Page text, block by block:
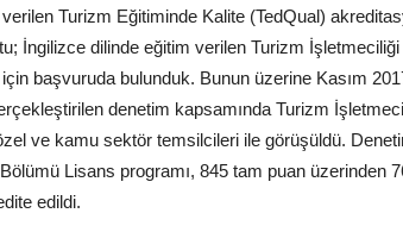
Turizm Eğitiminde Kalite (TedQual)
İngilizce dilinde eğitim verilen Turizm
başvuruda bulunduk. Bunun üzerine Kasım
denetim kapsamında Turizm
ve kamu sektör temsilcileri ile görüşüldü.
Lisans programı, 845 tam puan üzerinden
edildi.